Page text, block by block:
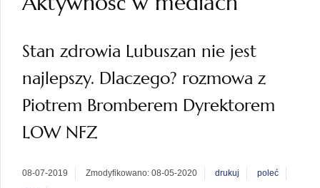
Stan zdrowia Lubuszan nie jest
najlepszy. Dlaczego? rozmowa z
Piotrem Bromberem Dyrektorem
LOW NFZ
08-07-2019 Zmodyfikowano: 08-05-2020 drukuj
poleć